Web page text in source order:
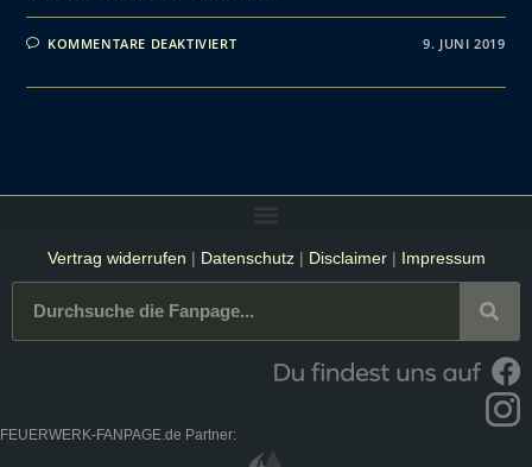
KOMMENTARE DEAKTIVIERT 9. JUNI 2019
Vertrag widerrufen | Datenschutz| Disclaimer| Impressum
FEUERWERK-FANPAGE.de Partner: